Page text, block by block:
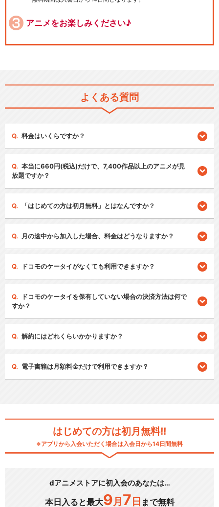
アニメをお楽しみください♪
よくある質問
料金はいくらですか？
本当に660円(税込)だけで、7,400作品以上のアニメが見
放題ですか？
「はじめての方は初月無料」とはなんですか？
月の途中から加入した場合、料金はどうなりますか？
ドコモのケータイがなくても利用できますか？
ドコモのケータイを保有していない場合の決済方法は何で
すか？
解約にはどれくらいかかりますか？
電子書籍は月額料金だけで利用できますか？
はじめての方は初月無料!!
※アプリから入会いただく場合は入会日から14日間無料
dアニメストアに初入会のあなたは…
本日入ると最大9 月 7 日 まで無料